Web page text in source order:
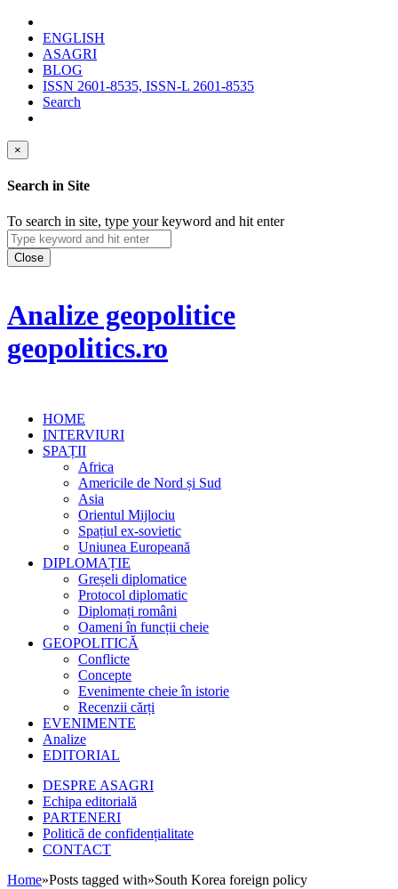
ENGLISH
ASAGRI
BLOG
ISSN 2601-8535, ISSN-L 2601-8535
Search
×
Search in Site
To search in site, type your keyword and hit enter
Close
Analize geopolitice
geopolitics.ro
HOME
INTERVIURI
SPAȚII
Africa
Americile de Nord și Sud
Asia
Orientul Mijlociu
Spațiul ex-sovietic
Uniunea Europeană
DIPLOMAȚIE
Greșeli diplomatice
Protocol diplomatic
Diplomați români
Oameni în funcții cheie
GEOPOLITICĂ
Conflicte
Concepte
Evenimente cheie în istorie
Recenzii cărți
EVENIMENTE
Analize
EDITORIAL
DESPRE ASAGRI
Echipa editorială
PARTENERI
Politică de confidențialitate
CONTACT
Home»Posts tagged with»South Korea foreign policy